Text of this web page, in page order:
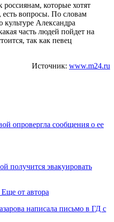
россиянам, которые хотят
есть вопросы. По словам
культуре Александра
часть людей пойдет на
так как певец
Источник: www.m24.ru
опровергла сообщения о ее
получится эвакуировать
Еще от автора
написала письмо в ГД с